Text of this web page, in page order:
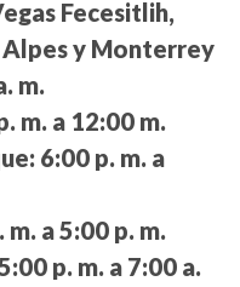
Fecesitlih,
Alpes y Monterrey
m.
m. a 12:00 m.
6:00 p. m. a
m. a 5:00 p. m.
p. m. a 7:00 a.